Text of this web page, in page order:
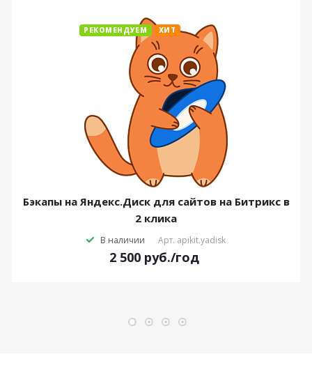
РЕКОМЕНДУЕМ ХИТ
Бэкапы на Яндекс.Диск для сайтов на Битрикс в
2 клика
В наличии Арт. apikit.yadisk
2 500 руб./год